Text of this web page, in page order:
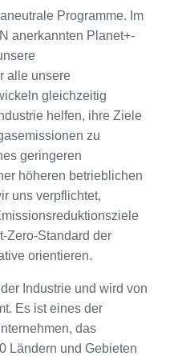
Programme. Im
anerkannten Planet+-
alle unsere
gleichzeitig
helfen, ihre Ziele
zu
geringeren
höheren betrieblichen
uns verpflichtet,
Zero-Standard der
orientieren.
Industrie und wird von
Es ist eines der
das
Ländern und Gebieten